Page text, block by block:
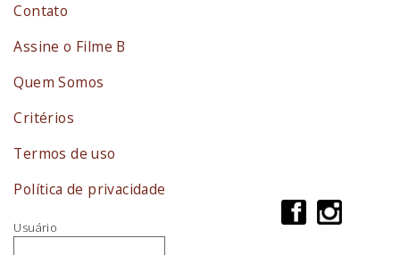
Contato
Assine o Filme B
Quem Somos
Critérios
Termos de uso
Política de privacidade
Usuário